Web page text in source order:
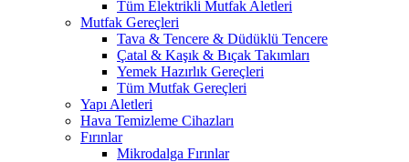
Tüm Elektrikli Mutfak Aletleri
Mutfak Gereçleri
Tava & Tencere & Düdüklü Tencere
Çatal & Kaşık & Bıçak Takımları
Yemek Hazırlık Gereçleri
Tüm Mutfak Gereçleri
Yapı Aletleri
Hava Temizleme Cihazları
Fırınlar
Mikrodalga Fırınlar